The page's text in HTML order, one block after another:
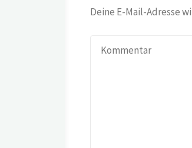
Deine E-Mail-Adresse